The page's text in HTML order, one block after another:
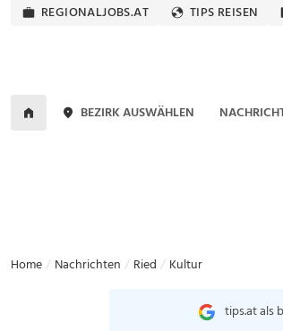
REGIONALJOBS.AT TIPS REISEN
BEZIRK AUSWÄHLEN
Home Nachrichten Ried Kultur
tips.at als